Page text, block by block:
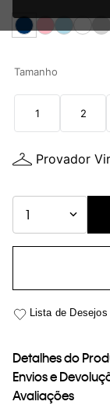
nosso Aviso de
consideraremos
entre outros, a
Cookies acesse
Tamanho
1 2
Provador
1
Detalhes do
Envios e
Avaliações